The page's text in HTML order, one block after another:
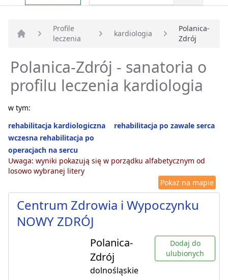
Strona główna
Profile
leczenia
kardiologia
Polanica-
Zdrój
Polanica-Zdrój - sanatoria o
profilu leczenia kardiologia
w tym:
rehabilitacja kardiologiczna
rehabilitacja po zawale serca
wczesna rehabilitacja po
operacjach na sercu
Uwaga: wyniki pokazują się w porządku alfabetycznym od
losowo wybranej litery
Pokaż na mapie
Centrum Zdrowia i Wypoczynku
NOWY ZDRÓJ
Polanica-
Zdrój
dolnośląskie
Dodaj do
ulubionych